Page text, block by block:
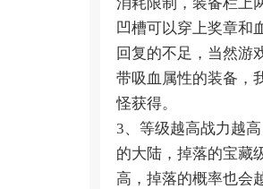
消耗限制，装备栏上
凹槽可以穿上奖章和
回复的不足，当然游
带吸血属性的装备，
怪获得。
3、等级越高战力越
的大陆，掉落的宝藏
高，掉落的概率也会